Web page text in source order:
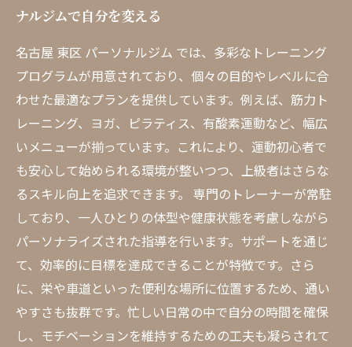
ナルジムで自分を変える
名古屋 東区 パーソナルジム では、多彩なトレーニング
プログラムが用意されており、個々の目的やレベルに合
わせた最適なプランを提供しています。例えば、筋力ト
レーニング、ヨガ、ピラティス、有酸素運動など、幅広
いメニューが揃っています。これにより、運動初心者で
も安心して始められる環境が整いつつ、上級者はさらな
るスキル向上を追求できます。 専門のトレーナーが常駐
しており、一人ひとりの体型や健康状態を考慮しながら
パーソナライズされた指導を行います。サポートを通じ
て、効率的に目標を達成できることが特徴です。さら
に、栄や車道といった便利な場所に位置するため、通い
やすさも抜群です。忙しい日常の中で自分の時間を確保
し、モチベーションを維持するための工夫も凝らされて